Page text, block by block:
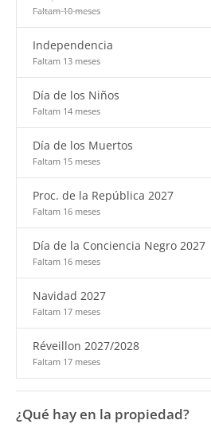
Faltam 10 meses
Independencia
Faltam 13 meses
Día de los Niños
Faltam 14 meses
Día de los Muertos
Faltam 15 meses
Proc. de la República 2027
Faltam 16 meses
Día de la Conciencia Negro 2027
Faltam 16 meses
Navidad 2027
Faltam 17 meses
Réveillon 2027/2028
Faltam 17 meses
¿Qué hay en la propiedad?